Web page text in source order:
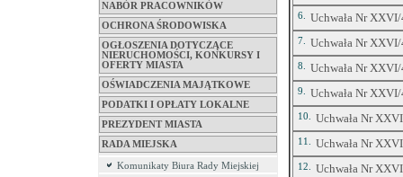
NABÓR PRACOWNIKÓW
OCHRONA ŚRODOWISKA
OGŁOSZENIA DOTYCZĄCE
NIERUCHOMOŚCI, KONKURSY I
OFERTY MIASTA
OŚWIADCZENIA MAJĄTKOWE
PODATKI I OPŁATY LOKALNE
PREZYDENT MIASTA
RADA MIEJSKA
Komunikaty Biura Rady Miejskiej
6. Uchwała Nr
7. Uchwała Nr
8. Uchwała Nr
9. Uchwała Nr
10. Uchwała Nr
11. Uchwała Nr
12. Uchwała Nr